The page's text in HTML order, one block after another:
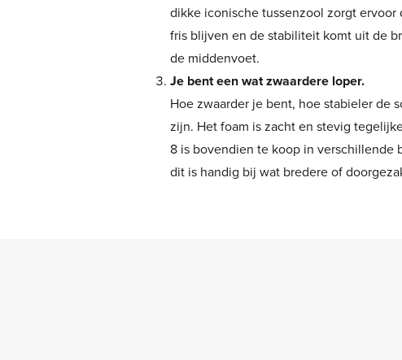
dikke iconische tussenzool zorgt ervoor
fris blijven en de stabiliteit komt uit de
de middenvoet.
Je bent een wat zwaardere loper.
Hoe zwaarder je bent, hoe stabieler de
zijn. Het foam is zacht en stevig
8 is bovendien te koop in verschillende
dit is handig bij wat bredere of